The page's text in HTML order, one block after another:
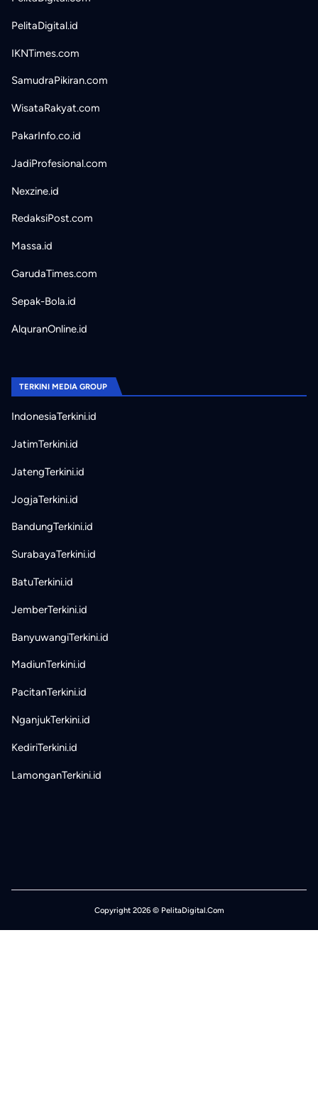
PelitaDigital.id
IKNTimes.com
SamudraPikiran.com
WisataRakyat.com
PakarInfo.co.id
JadiProfesional.com
Nexzine.id
RedaksiPost.com
Massa.id
GarudaTimes.com
Sepak-Bola.id
AlquranOnline.id
TERKINI MEDIA GROUP
IndonesiaTerkini.id
JatimTerkini.id
JatengTerkini.id
JogjaTerkini.id
BandungTerkini.id
SurabayaTerkini.id
BatuTerkini.id
JemberTerkini.id
BanyuwangiTerkini.id
MadiunTerkini.id
PacitanTerkini.id
NganjukTerkini.id
KediriTerkini.id
LamonganTerkini.id
Copyright 2026 © PelitaDigital.Com